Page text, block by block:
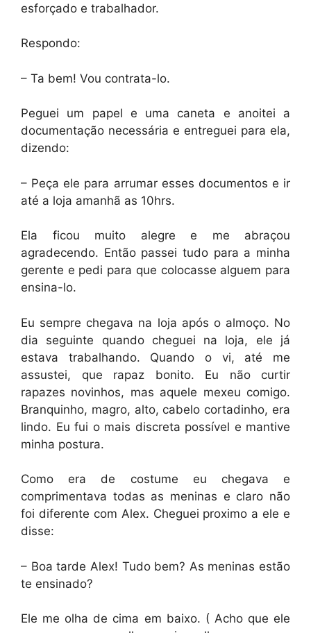
esforçado e trabalhador.
Respondo:
– Ta bem! Vou contrata-lo.
Peguei um papel e uma caneta e anoitei a
documentação necessária e entreguei para ela,
dizendo:
– Peça ele para arrumar esses documentos e ir
até a loja amanhã as 10hrs.
Ela ficou muito alegre e me abraçou
agradecendo. Então passei tudo para a minha
gerente e pedi para que colocasse alguem para
ensina-lo.
Eu sempre chegava na loja após o almoço. No
dia seguinte quando cheguei na loja, ele já
estava trabalhando. Quando o vi, até me
assustei, que rapaz bonito. Eu não curtir
rapazes novinhos, mas aquele mexeu comigo.
Branquinho, magro, alto, cabelo cortadinho, era
lindo. Eu fui o mais discreta possível e mantive
minha postura.
Como era de costume eu chegava e
comprimentava todas as meninas e claro não
foi diferente com Alex. Cheguei proximo a ele e
disse:
– Boa tarde Alex! Tudo bem? As meninas estão
te ensinado?
Ele me olha de cima em baixo. ( Acho que ele